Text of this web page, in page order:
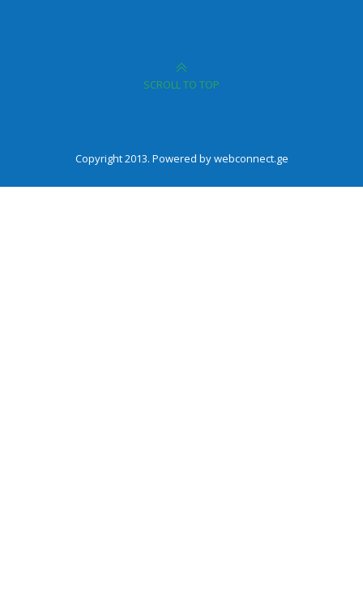
SCROLL TO TOP
Copyright 2013. Powered by webconnect.ge